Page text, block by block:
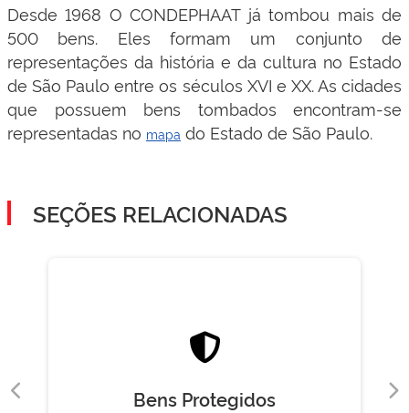
Desde 1968 O CONDEPHAAT já tombou mais de
500 bens. Eles formam um conjunto de
representações da história e da cultura no Estado
de São Paulo entre os séculos XVI e XX. As cidades
que possuem bens tombados encontram-se
representadas no mapa do Estado de São Paulo.
SEÇÕES RELACIONADAS
SISEP